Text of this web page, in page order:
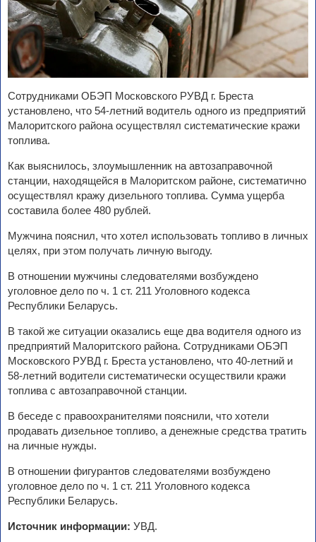
Сотрудниками ОБЭП Московского РУВД г. Бреста
установлено, что 54-летний водитель одного из предприятий
Малоритского района осуществлял систематические кражи
топлива.
Как выяснилось, злоумышленник на автозаправочной
станции, находящейся в Малоритском районе, систематично
осуществлял кражу дизельного топлива. Сумма ущерба
составила более 480 рублей.
Мужчина пояснил, что хотел использовать топливо в личных
целях, при этом получать личную выгоду.
В отношении мужчины следователями возбуждено
уголовное дело по ч. 1 ст. 211 Уголовного кодекса
Республики Беларусь.
В такой же ситуации оказались еще два водителя одного из
предприятий Малоритского района. Сотрудниками ОБЭП
Московского РУВД г. Бреста установлено, что 40-летний и
58-летний водители систематически осуществили кражи
топлива с автозаправочной станции.
В беседе с правоохранителями пояснили, что хотели
продавать дизельное топливо, а денежные средства тратить
на личные нужды.
В отношении фигурантов следователями возбуждено
уголовное дело по ч. 1 ст. 211 Уголовного кодекса
Республики Беларусь.
Источник информации: УВД.